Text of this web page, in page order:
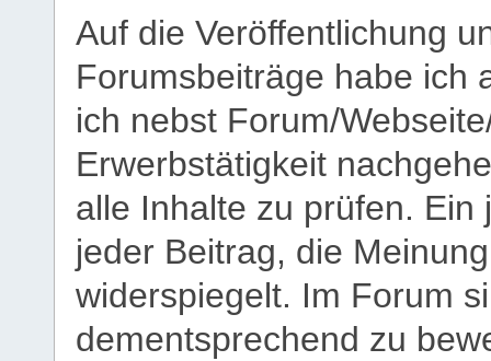
Auf die Veröffentlichung
Forumsbeiträge habe ich
ich nebst Forum/
Erwerbstätigkeit
alle Inhalte zu prüfen.
jeder Beitrag, die
widerspiegelt. Im Forum
dementsprechend zu